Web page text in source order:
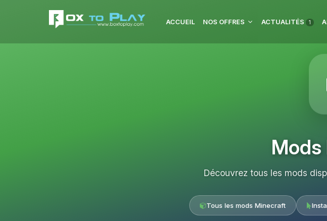
ACCUEIL NOS OFFRES ACTUALITÉS 1
Découvrez tous les mods
Tous les mods Minecraft